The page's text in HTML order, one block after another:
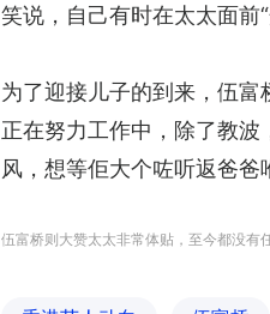
笑说，自己有时在太太面前
为了迎接儿子的到来，伍
正在努力工作中，除了教
风，想等佢大个咗听返爸
伍富桥则大赞太太非常体贴，至今都没有